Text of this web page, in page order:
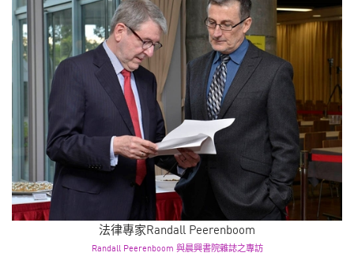
法律專家Randall Peerenboom
Randall Peerenboom 與晨興書院雜誌之專訪